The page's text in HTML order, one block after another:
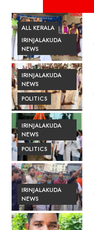
ALL KERALA
IRINJALAKUDA
NEWS
IRINJALAKUDA
NEWS
POLITICS
IRINJALAKUDA
NEWS
POLITICS
IRINJALAKUDA
NEWS